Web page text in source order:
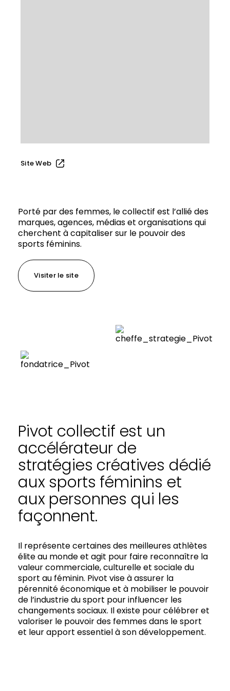
Site Web
Porté par des femmes, le collectif est l’allié des
marques, agences, médias et organisations qui
cherchent à capitaliser sur le pouvoir des
sports féminins.
Visiter le site
Pivot collectif est un
accélérateur de
stratégies créatives dédié
aux sports féminins et
aux personnes qui les
façonnent.
Il représente certaines des meilleures athlètes
élite au monde et agit pour faire reconnaître la
valeur commerciale, culturelle et sociale du
sport au féminin. Pivot vise à assurer la
pérennité économique et à mobiliser le pouvoir
de l’industrie du sport pour influencer les
changements sociaux. Il existe pour célébrer et
valoriser le pouvoir des femmes dans le sport
et leur apport essentiel à son développement.